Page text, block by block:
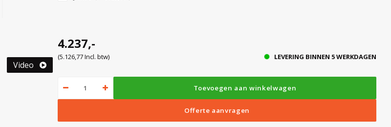
Video
4.237,-
(5.126,77 Incl. btw) LEVERING BINNEN 5 WERKDAGEN
Toevoegen aan winkelwagen
Offerte aanvragen